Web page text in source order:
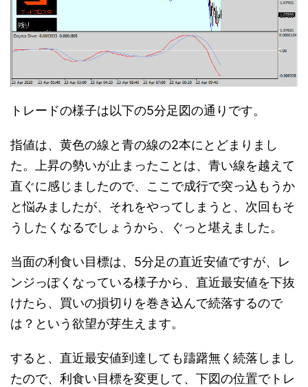
トレードの様子は以下の5分足図の通りです。
指値は、黄色の線と青の線の2本にとどまりまし
た。上昇の勢いが止まったことは、青い線を越えて
直ぐに感じましたので、ここで成行で突っ込もうか
と悩みましたが、それをやってしまうと、次回もそ
うしたくなるでしょうから、ぐっと堪えました。
当面の利食い目標は、5分足の直近安値ですが、レ
ンジっぽくなっている様子から、直近最安値を下抜
けたら、買いの損切りを巻き込んで続落するので
は？という欲望が芽生えます。
すると、直近最安値到達しても躊躇無く続落しまし
たので、利食い目標を変更して、下図の位置でトレ